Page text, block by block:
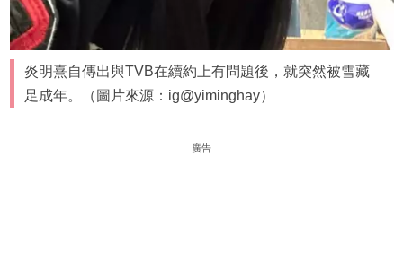
炎明熹自傳出與TVB在續約上有問題後，就突然被雪藏
足成年。（圖片來源：ig@yiminghay）
廣告